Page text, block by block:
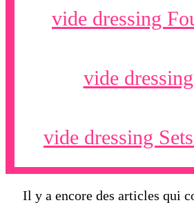
vide dressing
vide
vide dressing
Il y a encore des articles qui